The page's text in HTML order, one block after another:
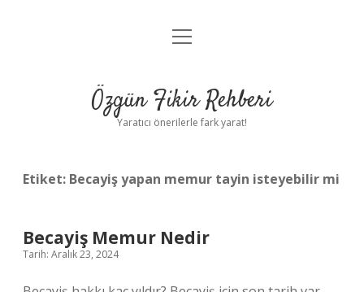
Gizlilik Politikası
Yasal Uyarı
menüyü
Özgün Fikir Rehberi
Yaratıcı önerilerle fark yarat!
Etiket: Becayiş yapan memur tayin isteyebilir mi
Becayiş Memur Nedir
Tarih: Aralık 23, 2024